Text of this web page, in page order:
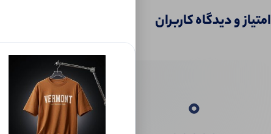
امتیاز و دیدگاه کاربران
0